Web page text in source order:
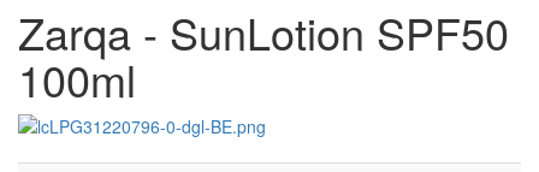
Zarqa - SunLotion SPF50
100ml